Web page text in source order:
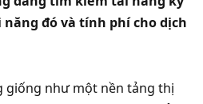
đó và tính phí cho dịch
giống như một nền tảng thị